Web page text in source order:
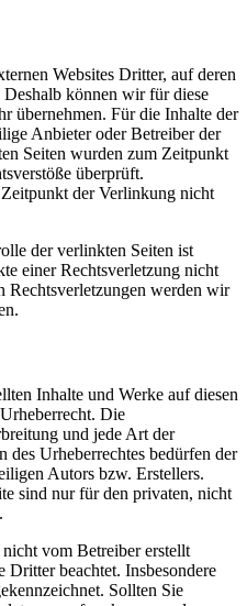
Websites Dritter, auf deren
können wir für diese
übernehmen. Für die Inhalte der
Anbieter oder Betreiber der
Seiten wurden zum Zeitpunkt
überprüft.
der Verlinkung nicht
der verlinkten Seiten ist
einer Rechtsverletzung nicht
Rechtsverletzungen werden wir
Inhalte und Werke auf diesen
Die
und jede Art der
des Urheberrechtes bedürfen der
Autors bzw. Erstellers.
sind nur für den privaten, nicht
vom Betreiber erstellt
beachtet. Insbesondere
Sollten Sie